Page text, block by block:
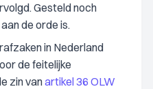
Gesteld noch
de orde is.
in Nederland
de feitelijke
zin vanartikel 36 OLW